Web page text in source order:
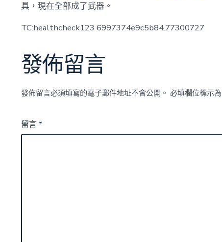
療
費
算
案
重
具，現在全部成了武器。
TC:healthcheck123 6997374e9c5b84.77300727
發佈留言
發佈留言必須填寫的電子郵件地址不會公開。 必填欄位標示為
留言*